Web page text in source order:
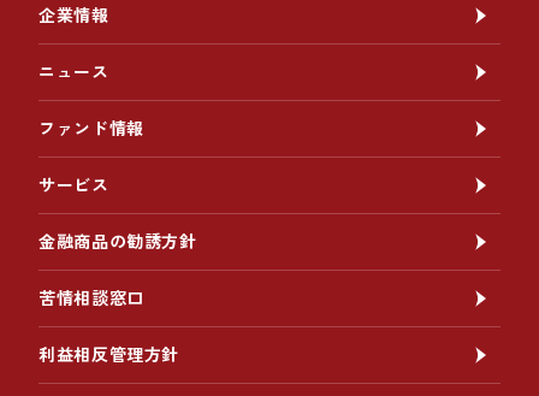
企業情報
ニュース
ファンド情報
サービス
金融商品の勧誘方針
苦情相談窓口
利益相反管理方針